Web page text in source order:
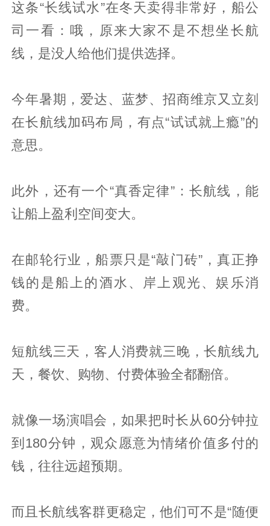
这条“长线试水”在冬天卖得非常好，船公
司一看：哦，原来大家不是不想坐长航
线，是没人给他们提供选择。
今年暑期，爱达、蓝梦、招商维京又立刻
在长航线加码布局，有点“试试就上瘾”的
意思。
此外，还有一个“真香定律”：长航线，能
让船上盈利空间变大。
在邮轮行业，船票只是“敲门砖”，真正挣
钱的是船上的酒水、岸上观光、娱乐消
费。
短航线三天，客人消费就三晚，长航线九
天，餐饮、购物、付费体验全都翻倍。
就像一场演唱会，如果把时长从60分钟拉
到180分钟，观众愿意为情绪价值多付的
钱，往往远超预期。
而且长航线客群更稳定，他们可不是“随便